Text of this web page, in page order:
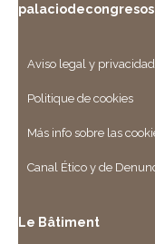
Aviso legal y privacidad
Politique de cookies
Más info sobre las
Canal Ético y de
Le Bâtiment